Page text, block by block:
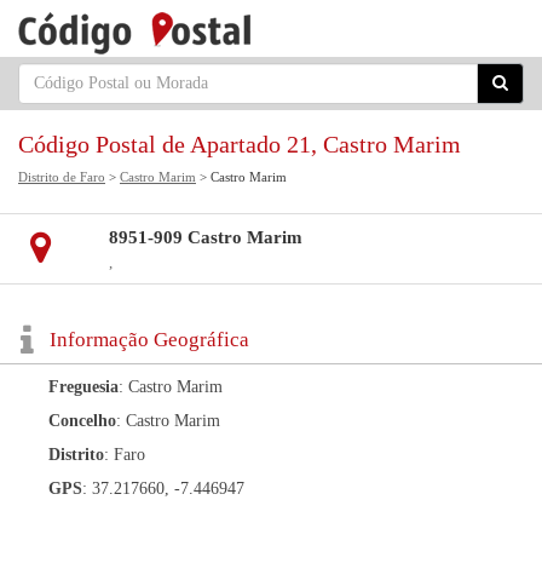
Código Postal de Apartado 21, Castro Marim
Distrito de Faro > Castro Marim > Castro Marim
8951-909 Castro Marim
,
Informação Geográfica
Freguesia: Castro Marim
Concelho: Castro Marim
Distrito: Faro
GPS: 37.217660, -7.446947